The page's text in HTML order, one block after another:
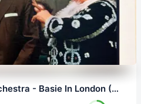
Count Basie And His Orchestra - Basie In London (LP, 24/96.0)